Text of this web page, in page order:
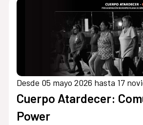
Desde 05 mayo 2026 hasta 17
Cuerpo Atardecer:
Power